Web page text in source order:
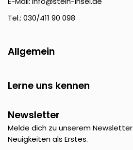
Tel.: 030/411 90 098
Allgemein
Lerne uns kennen
Newsletter
Melde dich zu unserem
Neuigkeiten als Erstes.